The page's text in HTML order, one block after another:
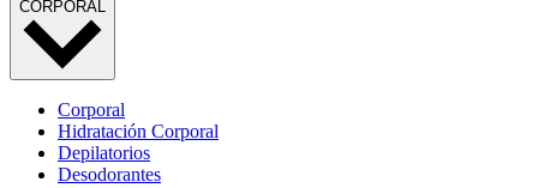
CORPORAL
Corporal
Hidratación Corporal
Depilatorios
Desodorantes